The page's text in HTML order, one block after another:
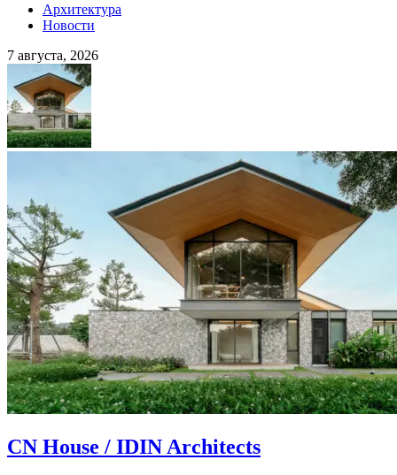
Архитектура
Новости
7 августа, 2026
CN House / IDIN Architects